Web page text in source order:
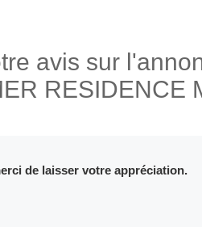
avis sur
RESIDENCE
de laisser votre appréciation.